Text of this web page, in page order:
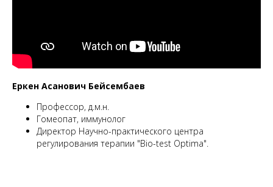
Еркен Асанович Бейсембаев
Профессор, д.м.н.
Гомеопат, иммунолог
Директор Научно-практического центра
регулирования терапии "Bio-test Optima".